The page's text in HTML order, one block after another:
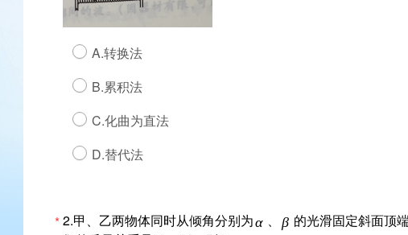
A.转换法
B.累积法
C.化曲为直法
D.替代法
*2.甲、乙两物体同时从倾角分别为α 、 β 的光滑固定斜面顶